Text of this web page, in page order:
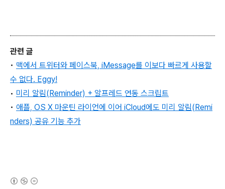
관련 글
• 맥에서 트위터와 페이스북, iMessage를 이보다 빠르게 사용할
수 없다. Eggy!
• 미리 알림(Reminder) + 알프레드 연동 스크립트
• 애플, OS X 마운틴 라이언에 이어 iCloud에도 미리 알림(Remi
nders) 공유 기능 추가